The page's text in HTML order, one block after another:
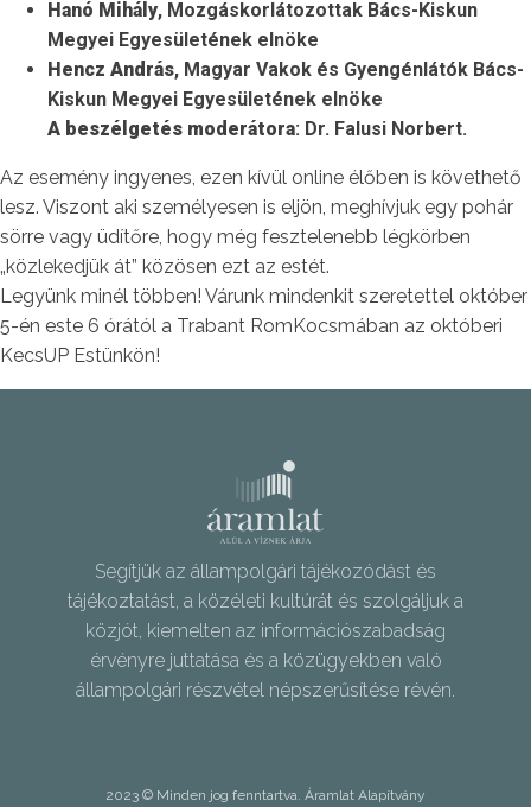
Hanó Mihály, Mozgáskorlátozottak Bács-Kiskun
Megyei Egyesületének elnöke
Hencz András, Magyar Vakok és Gyengénlátók Bács-
Kiskun Megyei Egyesületének elnöke
A beszélgetés moderátora: Dr. Falusi Norbert.
Az esemény ingyenes, ezen kívül online élőben is követhető
lesz. Viszont aki személyesen is eljön, meghívjuk egy pohár
sörre vagy üdítőre, hogy még fesztelenebb légkörben
„közlekedjük át” közösen ezt az estét.
Legyünk minél többen! Várunk mindenkit szeretettel október
5-én este 6 órától a Trabant RomKocsmában az októberi
KecsUP Estünkön!
Segítjük az állampolgári tájékozódást és
tájékoztatást, a közéleti kultúrát és szolgáljuk a
közjót, kiemelten az információszabadság
érvényre juttatása és a közügyekben való
állampolgári részvétel népszerűsítése révén.
2023 © Minden jog fenntartva. Áramlat Alapítvány